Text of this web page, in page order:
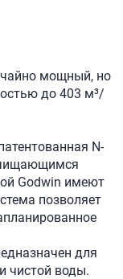
мощный, но
до 403 м³/
N-
Godwin имеют
позволяет
для
чистой воды.